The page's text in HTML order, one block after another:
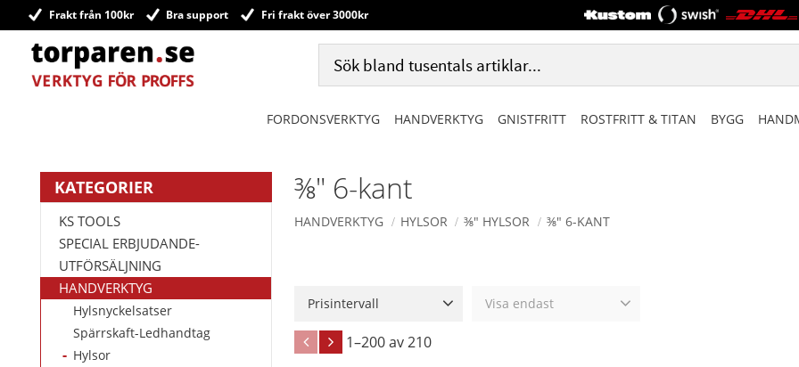
Frakt från 100kr Bra support Fri frakt över 3000kr
FORDONSVERKTYG HANDVERKTYG GNISTFRITT ROSTFRITT & TITAN BYGG
⅜" 6-kant
HANDVERKTYG HYLSOR ⅜" HYLSOR ⅜" 6-KANT
Prisintervall
58
Visa endast
1–200av210
KATEGORIER
KS TOOLS
SPECIAL ERBJUDANDE-
UTFÖRSÄLJNING
HANDVERKTYG
Hylsnyckelsatser
Spärrskaft-Ledhandtag
Hylsor